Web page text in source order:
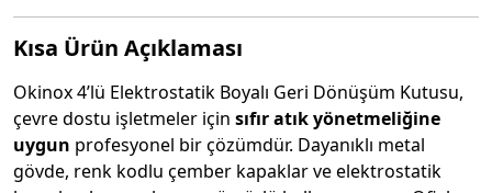
Kısa Ürün Açıklaması
Okinox 4’lü Elektrostatik Boyalı Geri Dönüşüm Kutusu,
çevre dostu işletmeler için sıfır atık yönetmeliğine
uygun profesyonel bir çözümdür. Dayanıklı metal
gövde, renk kodlu çember kapaklar ve elektrostatik